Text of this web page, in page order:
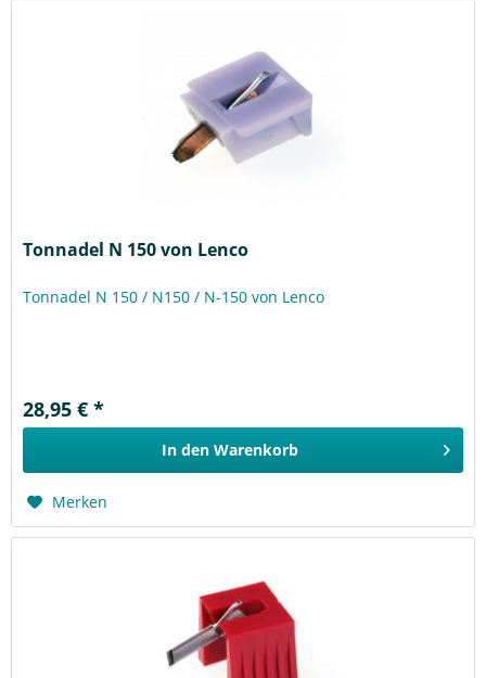
Tonnadel N 150 von Lenco
Tonnadel N 150 / N150 / N-150 von Lenco
28,95 € *
In den Warenkorb
Merken